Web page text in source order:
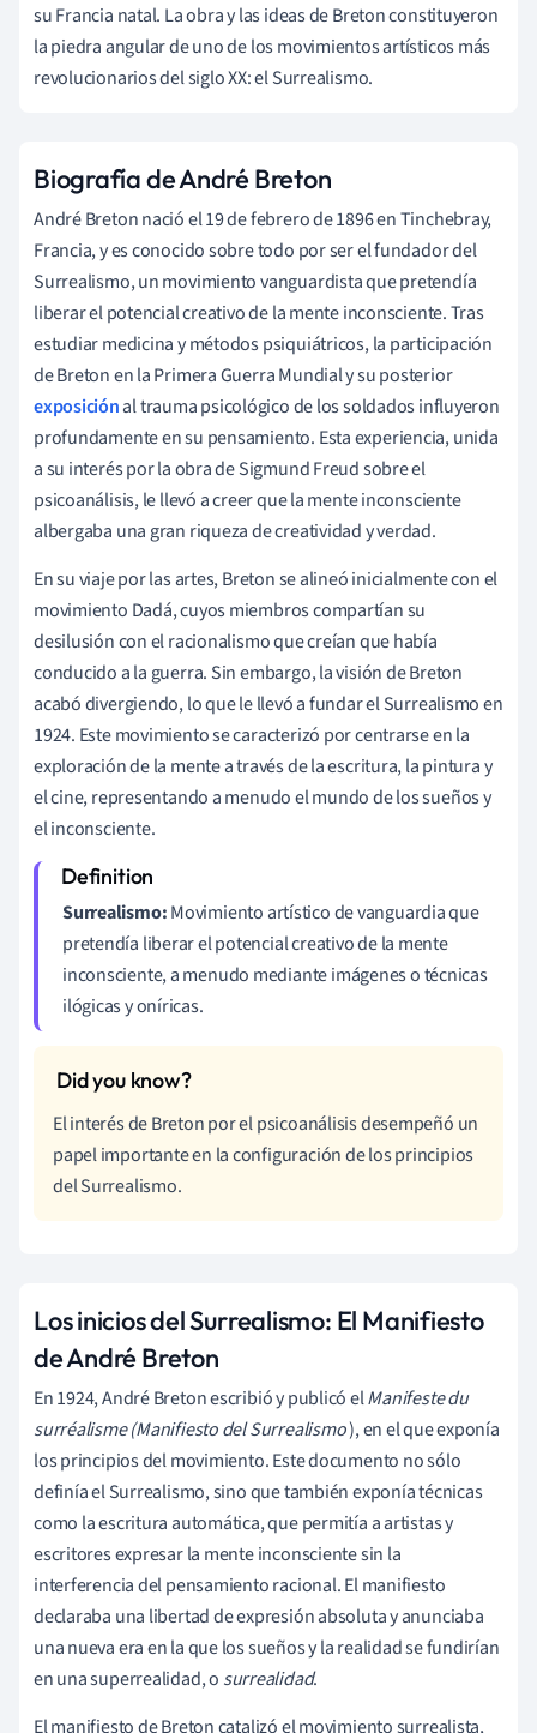
su Francia natal. La obra y las ideas de Breton constituyeron
la piedra angular de uno de los movimientos artísticos más
revolucionarios del siglo XX: el Surrealismo.
Biografía de André Breton
André Breton nació el 19 de febrero de 1896 en Tinchebray,
Francia, y es conocido sobre todo por ser el fundador del
Surrealismo, un movimiento vanguardista que pretendía
liberar el potencial creativo de la mente inconsciente. Tras
estudiar medicina y métodos psiquiátricos, la participación
de Breton en la Primera Guerra Mundial y su posterior
exposiciónal trauma psicológico de los soldados influyeron
profundamente en su pensamiento. Esta experiencia, unida
a su interés por la obra de Sigmund Freud sobre el
psicoanálisis, le llevó a creer que la mente inconsciente
albergaba una gran riqueza de creatividad y verdad.
En su viaje por las artes, Breton se alineó inicialmente con el
movimiento Dadá, cuyos miembros compartían su
desilusión con el racionalismo que creían que había
conducido a la guerra. Sin embargo, la visión de Breton
acabó divergiendo, lo que le llevó a fundar el Surrealismo en
1924. Este movimiento se caracterizó por centrarse en la
exploración de la mente a través de la escritura, la pintura y
el cine, representando a menudo el mundo de los sueños y
el inconsciente.
Surrealismo:Movimiento artístico de vanguardia que
pretendía liberar el potencial creativo de la mente
inconsciente, a menudo mediante imágenes o técnicas
ilógicas y oníricas.
El interés de Breton por el psicoanálisis desempeñó un
papel importante en la configuración de los principios
del Surrealismo.
Los inicios del Surrealismo: El Manifiesto
de André Breton
En 1924, André Breton escribió y publicó elManifeste du
surréalisme (Manifiesto del Surrealismo), en el que exponía
los principios del movimiento. Este documento no sólo
definía el Surrealismo, sino que también exponía técnicas
como la escritura automática, que permitía a artistas y
escritores expresar la mente inconsciente sin la
interferencia del pensamiento racional. El manifiesto
declaraba una libertad de expresión absoluta y anunciaba
una nueva era en la que los sueños y la realidad se fundirían
en una superrealidad, o surrealidad.
El manifiesto de Breton catalizó el movimiento surrealista,